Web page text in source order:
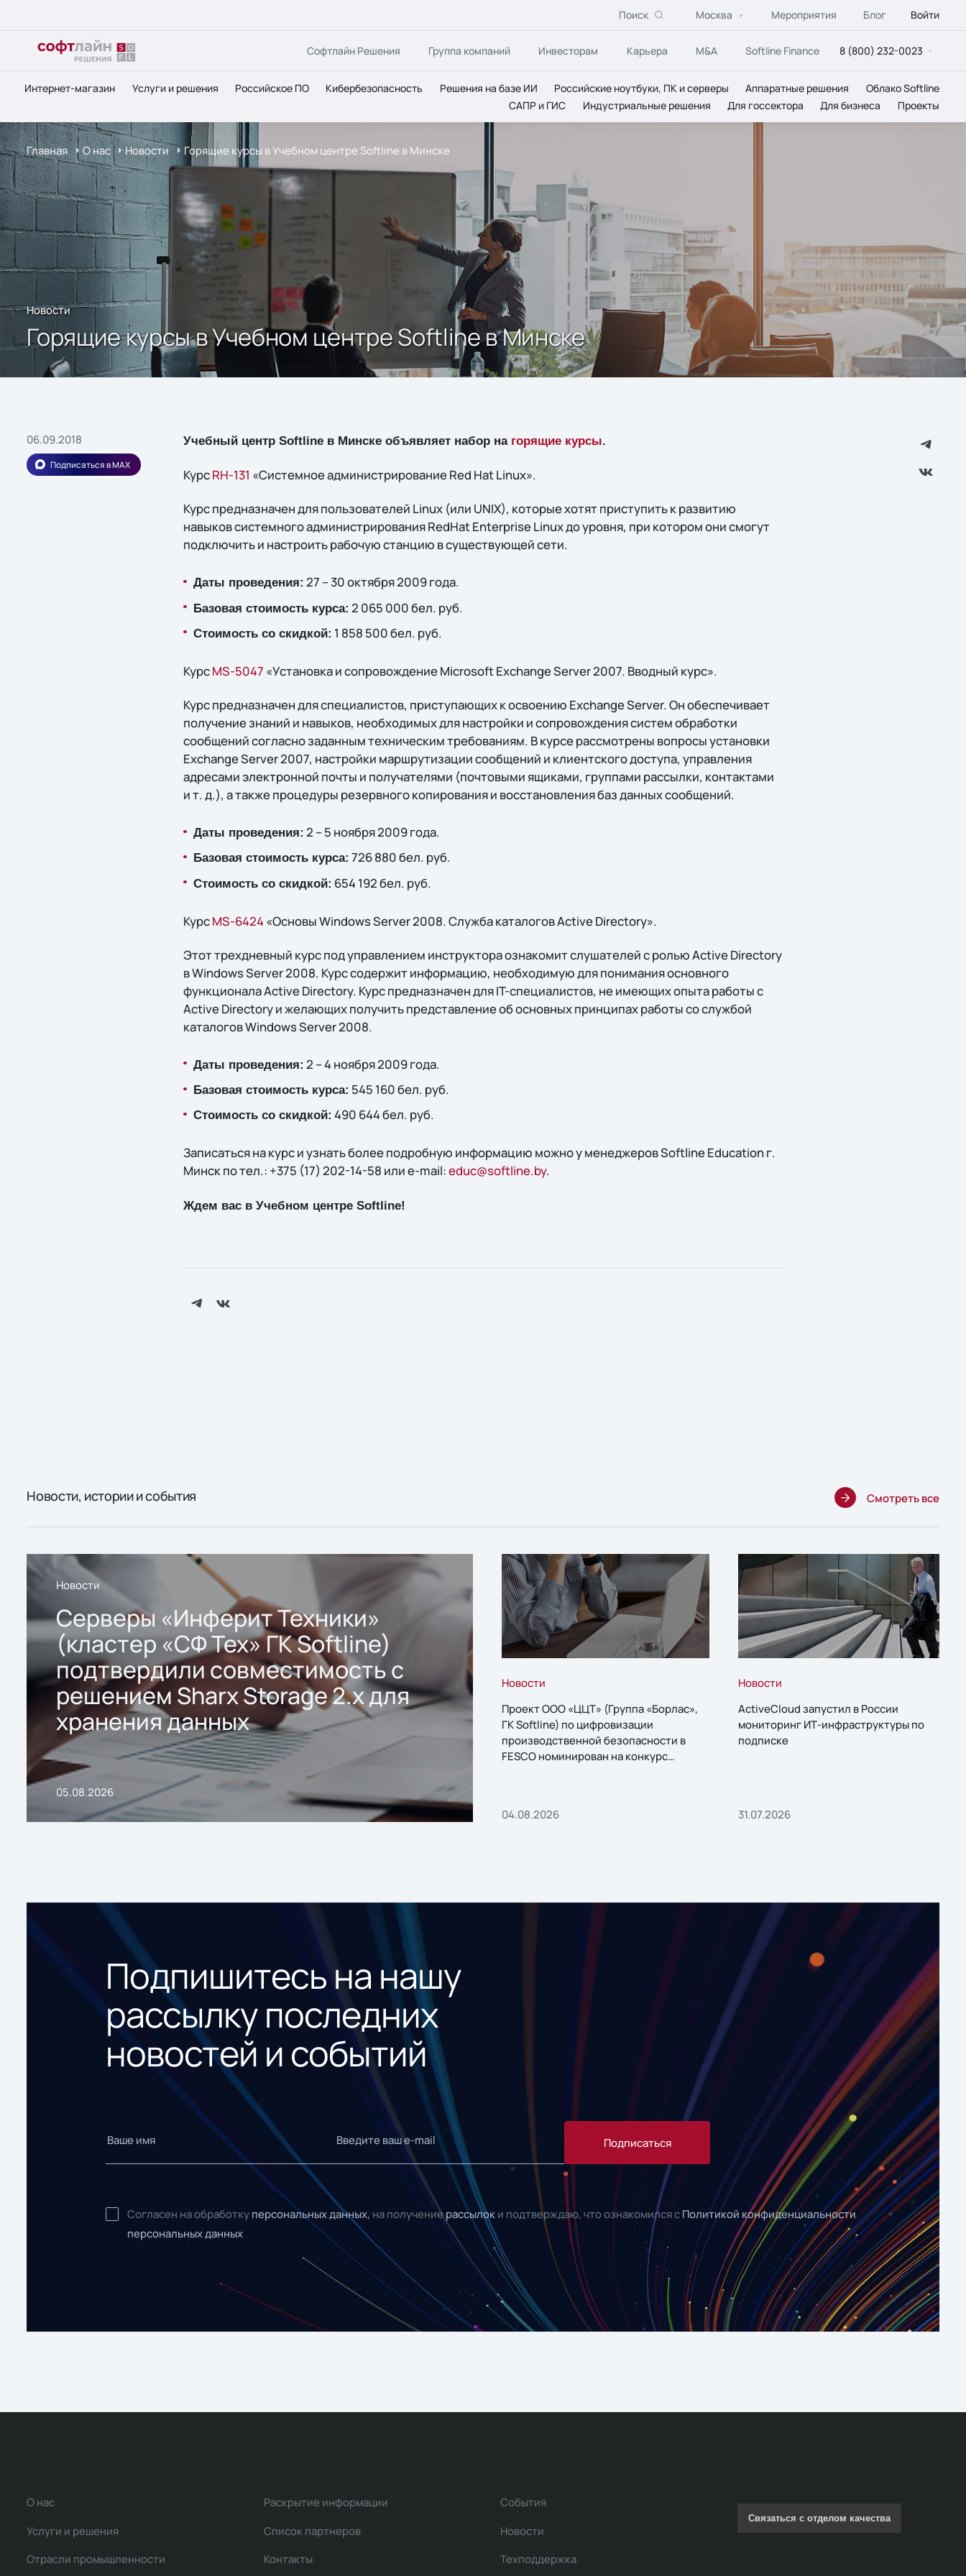
Поиск Москва Мероприятия Блог Войти
Софтлайн Решения Группа компаний Инвесторам Карьера M&A Softline Finance 8 (800) 232-0023
Интернет-магазин Услуги и решения Российское ПО Кибербезопасность Решения на базе ИИ Российские ноутбуки, ПК и серверы Аппаратные решения
Облако Softline
САПР и ГИС
Индустриальные решения Для госсектора Для бизнеса Проекты
Главная О нас Новости Горящие курсы в Учебном центре Softline в Минске
Новости
Горящие курсы в Учебном центре Softline в Минске
06.09.2018
Подписаться в MAX
Учебный центр Softline в Минске объявляет набор на горящие курсы.
КурсRH-131 «Системное администрирование Red Hat Linux».
Курс предназначен для пользователей Linux (или UNIX), которые хотят приступить к развитию
навыков системного администрирования RedHat Enterprise Linux до уровня, при котором они смогут
подключить и настроить рабочую станцию в существующей сети.
Даты проведения: 27 – 30 октября 2009 года.
Базовая стоимость курса: 2 065 000 бел. руб.
Стоимость со скидкой: 1 858 500 бел. руб.
КурсMS-5047 «Установка и сопровождение Microsoft Exchange Server 2007. Вводный курс».
Курс предназначен для специалистов, приступающих к освоению Exchange Server. Он обеспечивает
получение знаний и навыков, необходимых для настройки и сопровождения систем обработки
сообщений согласно заданным техническим требованиям. В курсе рассмотрены вопросы установки
Exchange Server 2007, настройки маршрутизации сообщений и клиентского доступа, управления
адресами электронной почты и получателями (почтовыми ящиками, группами рассылки, контактами
и т. д.), а также процедуры резервного копирования и восстановления баз данных сообщений.
Даты проведения: 2 – 5 ноября 2009 года.
Базовая стоимость курса: 726 880 бел. руб.
Стоимость со скидкой: 654 192 бел. руб.
КурсMS-6424«Основы Windows Server 2008. Служба каталогов Active Directory».
Этот трехдневный курс под управлением инструктора ознакомит слушателей с ролью Active Directory
в Windows Server 2008. Курс содержит информацию, необходимую для понимания основного
функционала Active Directory. Курс предназначен для IT-специалистов, не имеющих опыта работы с
Active Directory и желающих получить представление об основных принципах работы со службой
каталогов Windows Server 2008.
Даты проведения: 2 – 4 ноября 2009 года.
Базовая стоимость курса: 545 160 бел. руб.
Стоимость со скидкой: 490 644 бел. руб.
Записаться на курс и узнать более подробную информацию можно у менеджеров Softline Education г.
Минск по тел.: +375 (17) 202-14-58 или e-mail:educ@softline.by.
Ждем вас в Учебном центре Softline!
Новости, истории и события Смотреть все
Новости
Серверы «Инферит Техники»
(кластер «СФ Тех» ГК Softline)
подтвердили совместимость с
решением Sharx Storage 2.x для
хранения данных
05.08.2026
Новости
Проект ООО «ЦЦТ» (Группа «Борлас»,
ГК Softline) по цифровизации
производственной безопасности в
FESCO номинирован на конкурс
04.08.2026
Новости
ActiveCloud запустил в России
мониторинг ИТ-инфраструктуры по
подписке
31.07.2026
Подпишитесь на нашу
рассылку последних
новостей и событий
Подписаться
Согласен на обработку персональных данных, на получениерассылок и подтверждаю, что ознакомился с Политикой конфиденциальности
персональных данных
О нас
Услуги и решения
Отрасли промышленности
Раскрытие информации
Список партнеров
Контакты
События
Новости
Техподдержка
Связаться с отделом качества